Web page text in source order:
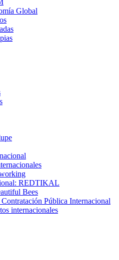
Global
REDTIKAL
Bees
Pública Internacional
internacionales